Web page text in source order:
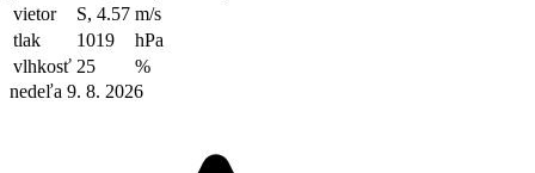
vietor
S, 4.57 m/s
tlak
1019
hPa
vlhkosť 25
%
nedeľa 9. 8. 2026